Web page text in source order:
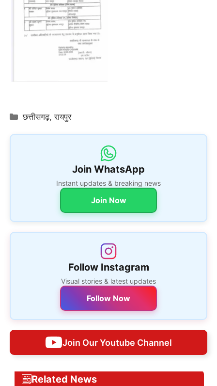
Categories
छत्तीसगढ़,रायपुर
Join WhatsApp
Instant updates & breaking news
Join Now
Follow Instagram
Visual stories & latest updates
Follow Now
Join Our Youtube Channel
Related News